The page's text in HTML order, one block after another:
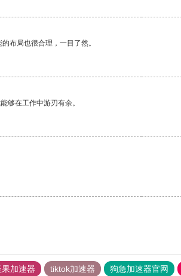
布局也很合理，一目了然。
够在工作中游刃有余。
果加速器 tiktok加速器 狗急加速器官网